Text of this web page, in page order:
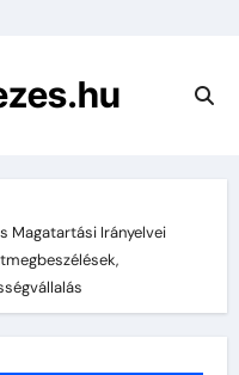
Magatartási Irányelvei